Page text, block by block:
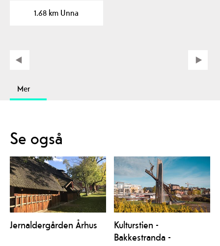
1.68 km Unna
Mer
Se også
Jernaldergården Århus
Kulturstien -
Bakkestranda -